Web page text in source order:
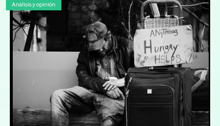
Análisis y opinión